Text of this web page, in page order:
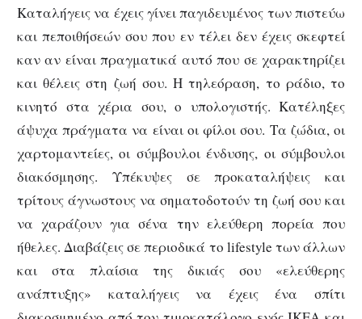
Καταλήγεις να έχεις γίνει παγιδευμένος των πιστεύω
και πεποιθήσεών σου που εν τέλει δεν έχεις σκεφτεί
καν αν είναι πραγματικά αυτό που σε χαρακτηρίζει
και θέλεις στη ζωή σου. Η τηλεόραση, το ράδιο, το
κινητό στα χέρια σου, ο υπολογιστής. Κατέληξες
άψυχα πράγματα να είναι οι φίλοι σου. Τα ζώδια, οι
χαρτομαντείες, οι σύμβουλοι ένδυσης, οι σύμβουλοι
διακόσμησης. Υπέκυψες σε προκαταλήψεις και
τρίτους άγνωστους να σηματοδοτούν τη ζωή σου και
να χαράζουν για σένα την ελεύθερη πορεία που
ήθελες. Διαβάζεις σε περιοδικά το lifestyle των άλλων
και στα πλαίσια της δικιάς σου «ελεύθερης
ανάπτυξης» καταλήγεις να έχεις ένα σπίτι